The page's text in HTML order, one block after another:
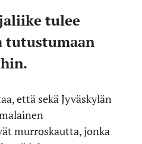
tulee
tutustumaan
että sekä Jyväskylän
murroskautta, jonka